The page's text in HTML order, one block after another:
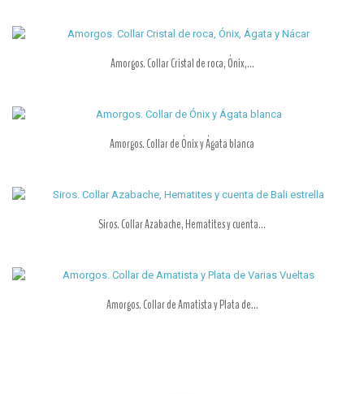
Amorgos. Collar Cristal de roca, Ónix,...
Amorgos. Collar de Ónix y Ágata blanca
Siros. Collar Azabache, Hematites y cuenta...
Amorgos. Collar de Amatista y Plata de...